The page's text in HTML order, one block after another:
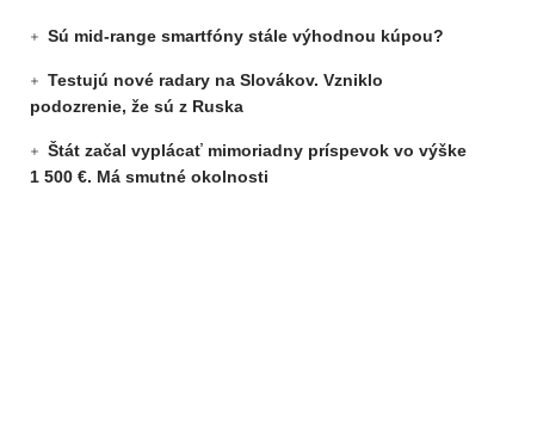
Sú mid-range smartfóny stále výhodnou kúpou?
Testujú nové radary na Slovákov. Vzniklo
podozrenie, že sú z Ruska
Štát začal vyplácať mimoriadny príspevok vo výške
1 500 €. Má smutné okolnosti